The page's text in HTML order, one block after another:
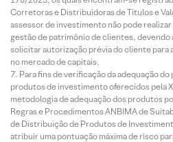
Corretoras e Distribuidoras de Títulos e
assessor de investimento não pode
gestão de patrimônio de clientes,
solicitar autorização prévia do cliente para
no mercado de capitais.
Para fins de verificação da adequação
produtos de investimento oferecidos pela
metodologia de adequação dos produtos
Regras e Procedimentos ANBIMA de
de Distribuição de Produtos de
atribuir uma pontuação máxima de risco